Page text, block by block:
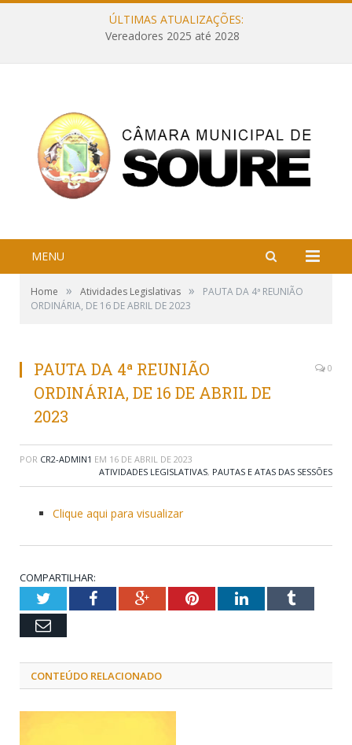
ÚLTIMAS ATUALIZAÇÕES:
Vereadores 2025 até 2028
MENU
Home » Atividades Legislativas »
PAUTA DA 4ª REUNIÃO
ORDINÁRIA, DE 16 DE ABRIL DE 2023
PAUTA DA 4ª REUNIÃO
ORDINÁRIA, DE 16 DE ABRIL DE
2023
0
POR CR2-ADMIN1 EM 16 DE ABRIL DE 2023
ATIVIDADES LEGISLATIVAS, PAUTAS E ATAS DAS SESSÕES
Clique aqui para visualizar
COMPARTILHAR:
TwitterFacebookGoogle+PinterestLinkedInTumblr
Email
CONTEÚDO RELACIONADO